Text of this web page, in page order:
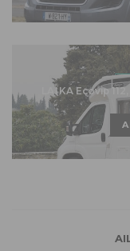
LAÏKA Ecovip